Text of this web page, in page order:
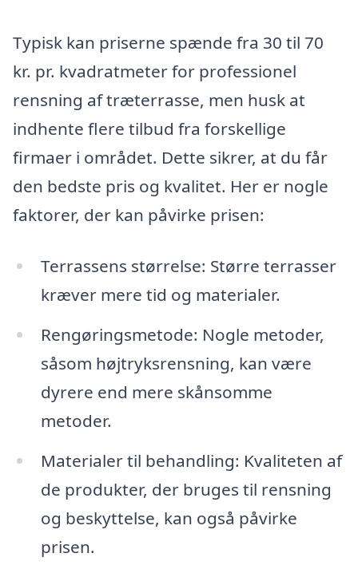
Typisk kan priserne spænde fra 30 til 70
kr. pr. kvadratmeter for professionel
rensning af træterrasse, men husk at
indhente flere tilbud fra forskellige
firmaer i området. Dette sikrer, at du får
den bedste pris og kvalitet. Her er nogle
faktorer, der kan påvirke prisen:
Terrassens størrelse: Større terrasser
kræver mere tid og materialer.
Rengøringsmetode: Nogle metoder,
såsom højtryksrensning, kan være
dyrere end mere skånsomme
metoder.
Materialer til behandling: Kvaliteten af
de produkter, der bruges til rensning
og beskyttelse, kan også påvirke
prisen.